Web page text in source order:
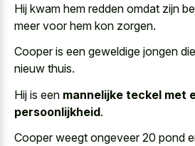
Hij kwam hem redden omdat zijn
meer voor hem kon zorgen.
Cooper is een geweldige jongen
nieuw thuis.
Hij is een mannelijke teckel met
persoonlijkheid.
Cooper weegt ongeveer 20 pond